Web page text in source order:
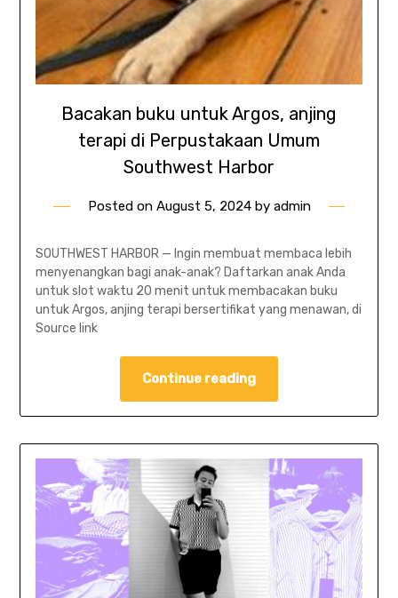
Bacakan buku untuk Argos, anjing
terapi di Perpustakaan Umum
Southwest Harbor
Posted on August 5, 2024by admin
SOUTHWEST HARBOR — Ingin membuat membaca lebih
menyenangkan bagi anak-anak? Daftarkan anak Anda
untuk slot waktu 20 menit untuk membacakan buku
untuk Argos, anjing terapi bersertifikat yang menawan, di
Source link
Continue reading